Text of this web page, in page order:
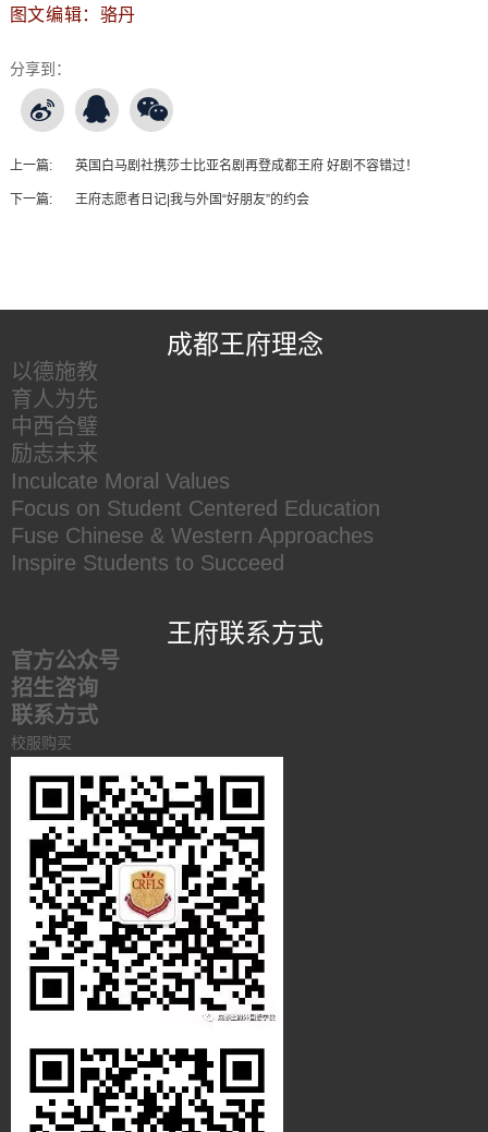
图文编辑：骆丹
分享到：
上一篇: 英国白马剧社携莎士比亚名剧再登成都王府 好剧不容错过！
下一篇: 王府志愿者日记|我与外国“好朋友”的约会
成都王府理念
以德施教
育人为先
中西合璧
励志未来
Inculcate Moral Values
Focus on Student Centered Education
Fuse Chinese & Western Approaches
Inspire Students to Succeed
王府联系方式
官方公众号
招生咨询
联系方式
校服购买